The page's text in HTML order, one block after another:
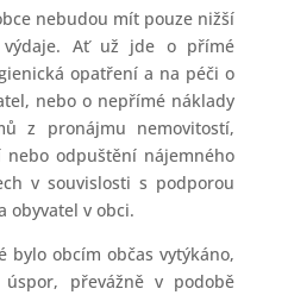
nebudou mít pouze nižší
Ať už jde o přímé
opatření a na péči o
nebo o nepřímé náklady
z pronájmu nemovitostí,
odpuštění nájemného
v souvislosti s podporou
obyvatel v obci.
bylo obcím občas vytýkáno,
převážně v podobě